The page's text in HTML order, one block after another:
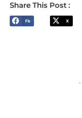
Share This Post :
Fb X